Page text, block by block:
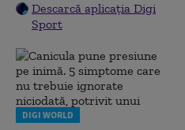
Descarcă aplicația Digi
Sport
DIGI WORLD